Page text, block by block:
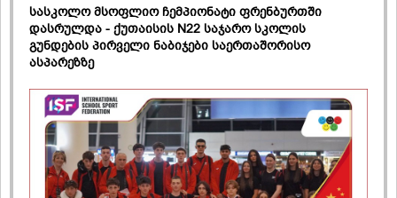
სასკოლო მსოფლიო ჩემპიონატი ფრენბურთში
დასრულდა - ქუთაისის N22 საჯარო სკოლის
გუნდების პირველი ნაბიჯები საერთაშორისო
ასპარეზზე